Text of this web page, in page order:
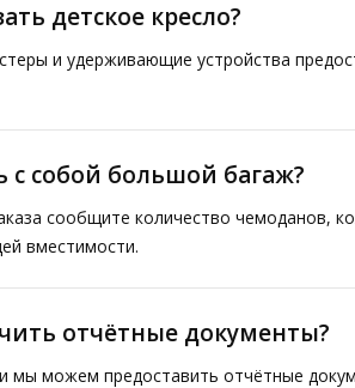
детское кресло?
и удерживающие устройства
собой большой багаж?
сообщите количество чемоданов,
вместимости.
отчётные документы?
мы можем предоставить отчётные